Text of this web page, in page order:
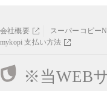
会社概要 スーパーコピー
mykopi 支払い方法
※当WEB